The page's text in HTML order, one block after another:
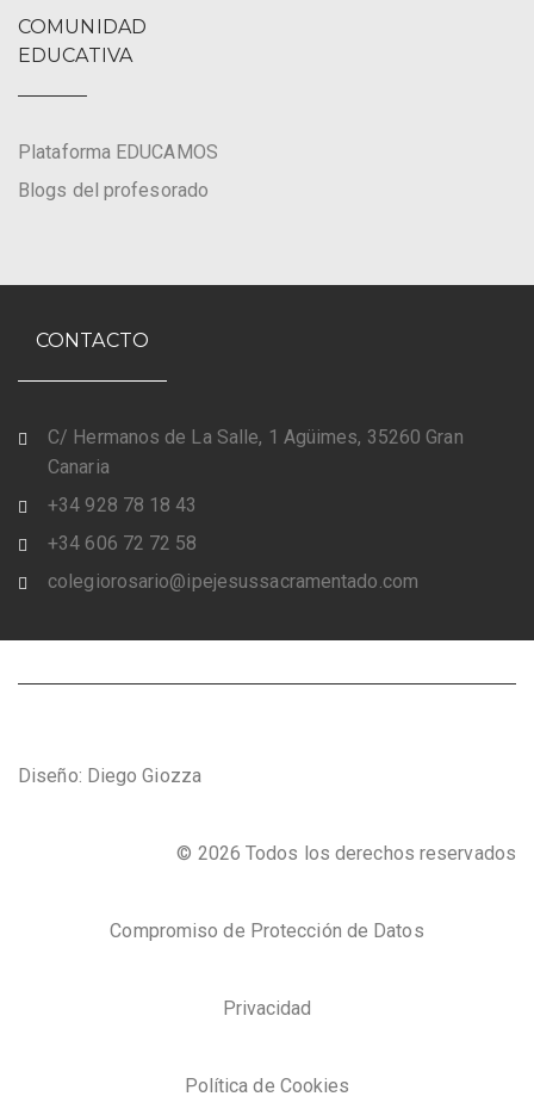
COMUNIDAD
EDUCATIVA
Plataforma EDUCAMOS
Blogs del profesorado
CONTACTO
C/ Hermanos de La Salle, 1 Agüimes, 35260 Gran
Canaria
+34 928 78 18 43
+34 606 72 72 58
colegiorosario@ipejesussacramentado.com
Diseño: Diego Giozza
© 2026 Todos los derechos reservados
Compromiso de Protección de Datos
Privacidad
Política de Cookies